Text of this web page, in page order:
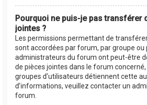
Pourquoi ne puis-je pas transférer
jointes ?
Les permissions permettant de
sont accordées par forum, par groupe ou
administrateurs du forum ont peut-être
de pièces jointes dans le forum
groupes d’utilisateurs détiennent cette
d’informations, veuillez contacter un
forum.